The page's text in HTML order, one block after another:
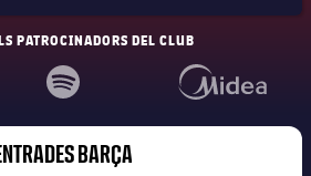
PATROCINADORS DEL CLUB
BARÇA